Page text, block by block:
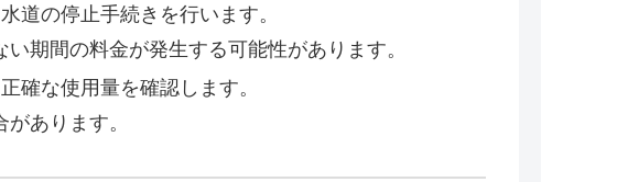
道の停止手続きを行います。
期間の料金が発生する可能性があります。
確な使用量を確認します。
あります。